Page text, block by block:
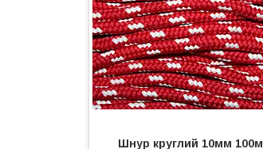
Шнур круглий 10мм 100м